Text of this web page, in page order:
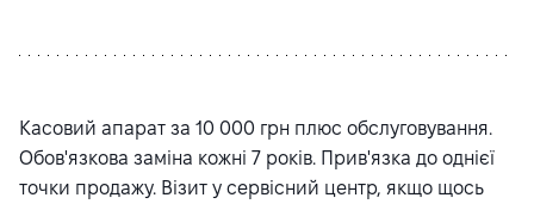
Касовий апарат за 10 000 грн плюс обслуговування.
Обов'язкова заміна кожні 7 років. Прив'язка до однієї
точки продажу. Візит у сервісний центр, якщо щось